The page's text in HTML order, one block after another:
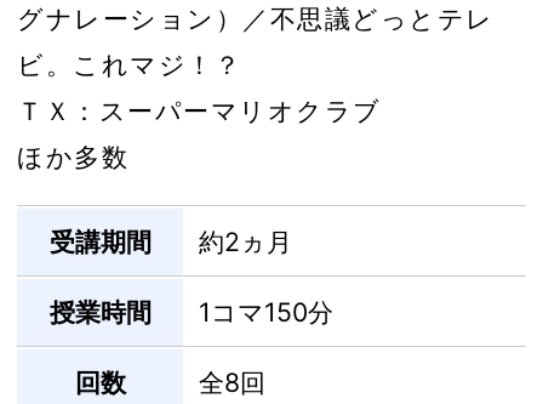
グナレーション）／不思議どっとテレ
ビ。これマジ！？
ＴＸ：スーパーマリオクラブ
ほか多数
受講期間 約2ヵ月
授業時間 1コマ150分
回数 全8回